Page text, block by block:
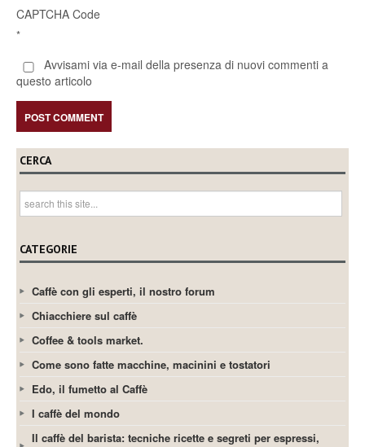
CAPTCHA Code
*
Avvisami via e-mail della presenza di nuovi commenti a
questo articolo
CERCA
CATEGORIE
Caffè con gli esperti, il nostro forum
Chiacchiere sul caffè
Coffee & tools market.
Come sono fatte macchine, macinini e tostatori
Edo, il fumetto al Caffè
I caffè del mondo
Il caffè del barista: tecniche ricette e segreti per espressi,